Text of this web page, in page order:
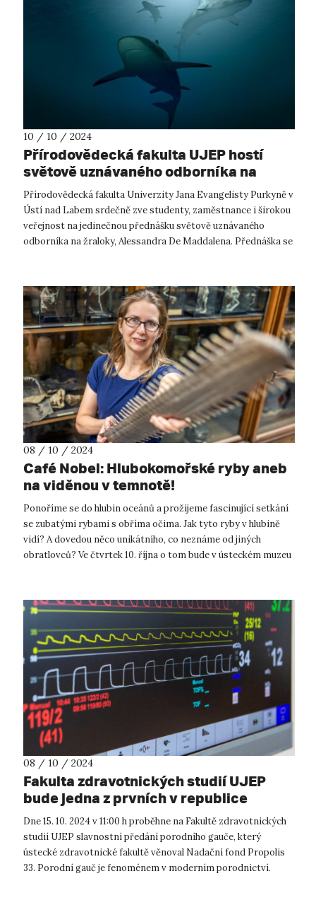
10 / 10 / 2024
Přírodovědecká fakulta UJEP hostí
světově uznávaného odborníka na
žraloky Alessandra De Maddalena
Přírodovědecká fakulta Univerzity Jana Evangelisty Purkyně v
Ústí nad Labem srdečně zve studenty, zaměstnance i širokou
veřejnost na jedinečnou přednášku světově uznávaného
odborníka na žraloky, Alessandra De Maddalena. Přednáška se
08 / 10 / 2024
Café Nobel: Hlubokomořské ryby aneb
na viděnou v temnotě!
Ponoříme se do hlubin oceánů a prožijeme fascinující setkání
se zubatými rybami s obříma očima. Jak tyto ryby v hlubině
vidí? A dovedou něco unikátního, co neznáme od jiných
obratlovců? Ve čtvrtek 10. října o tom bude v ústeckém muzeu
08 / 10 / 2024
Fakulta zdravotnických studií UJEP
bude jedna z prvních v republice
využívat k výuce porodní gauč
Dne 15. 10. 2024 v 11:00 h proběhne na Fakultě zdravotnických
studií UJEP slavnostní předání porodního gauče, který
ústecké zdravotnické fakultě věnoval Nadační fond Propolis
33. Porodní gauč je fenoménem v moderním porodnictví.